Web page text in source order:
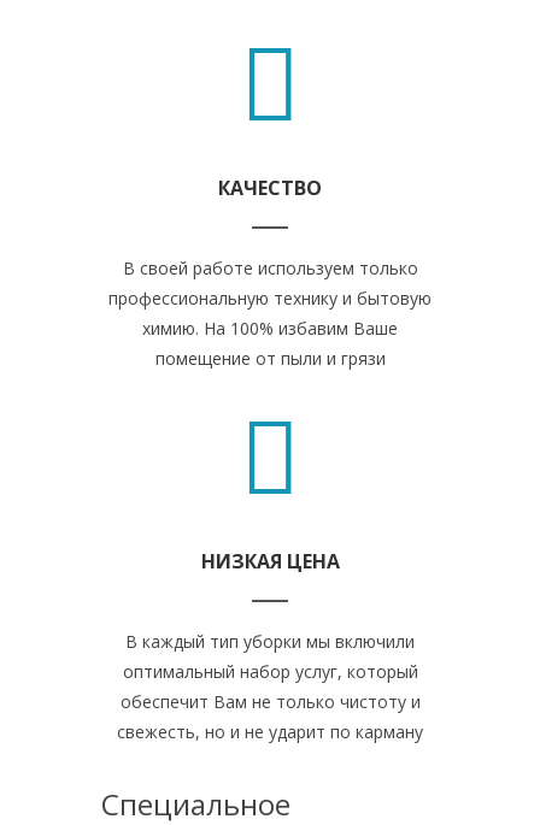
КАЧЕСТВО
В своей работе используем только
профессиональную технику и бытовую
химию. На 100% избавим Ваше
помещение от пыли и грязи
НИЗКАЯ ЦЕНА
В каждый тип уборки мы включили
оптимальный набор услуг, который
обеспечит Вам не только чистоту и
свежесть, но и не ударит по карману
Специальное